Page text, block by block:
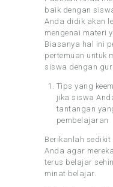
baik dengan
Anda didik akan
mengenai materi
Biasanya hal ini
pertemuan untuk
siswa dengan
Tips yang
jika siswa
tantangan
pembelajaran
Berikanlah
Anda agar
terus belajar
minat belajar.